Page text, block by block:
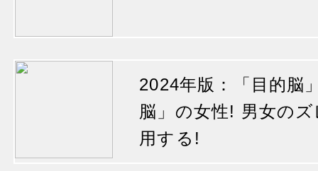
2024年版：「目的脳
脳」の女性! 男女の
用する!